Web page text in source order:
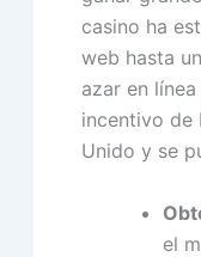
casino ha
web hasta
azar en
incentivo de
Unido y se
el